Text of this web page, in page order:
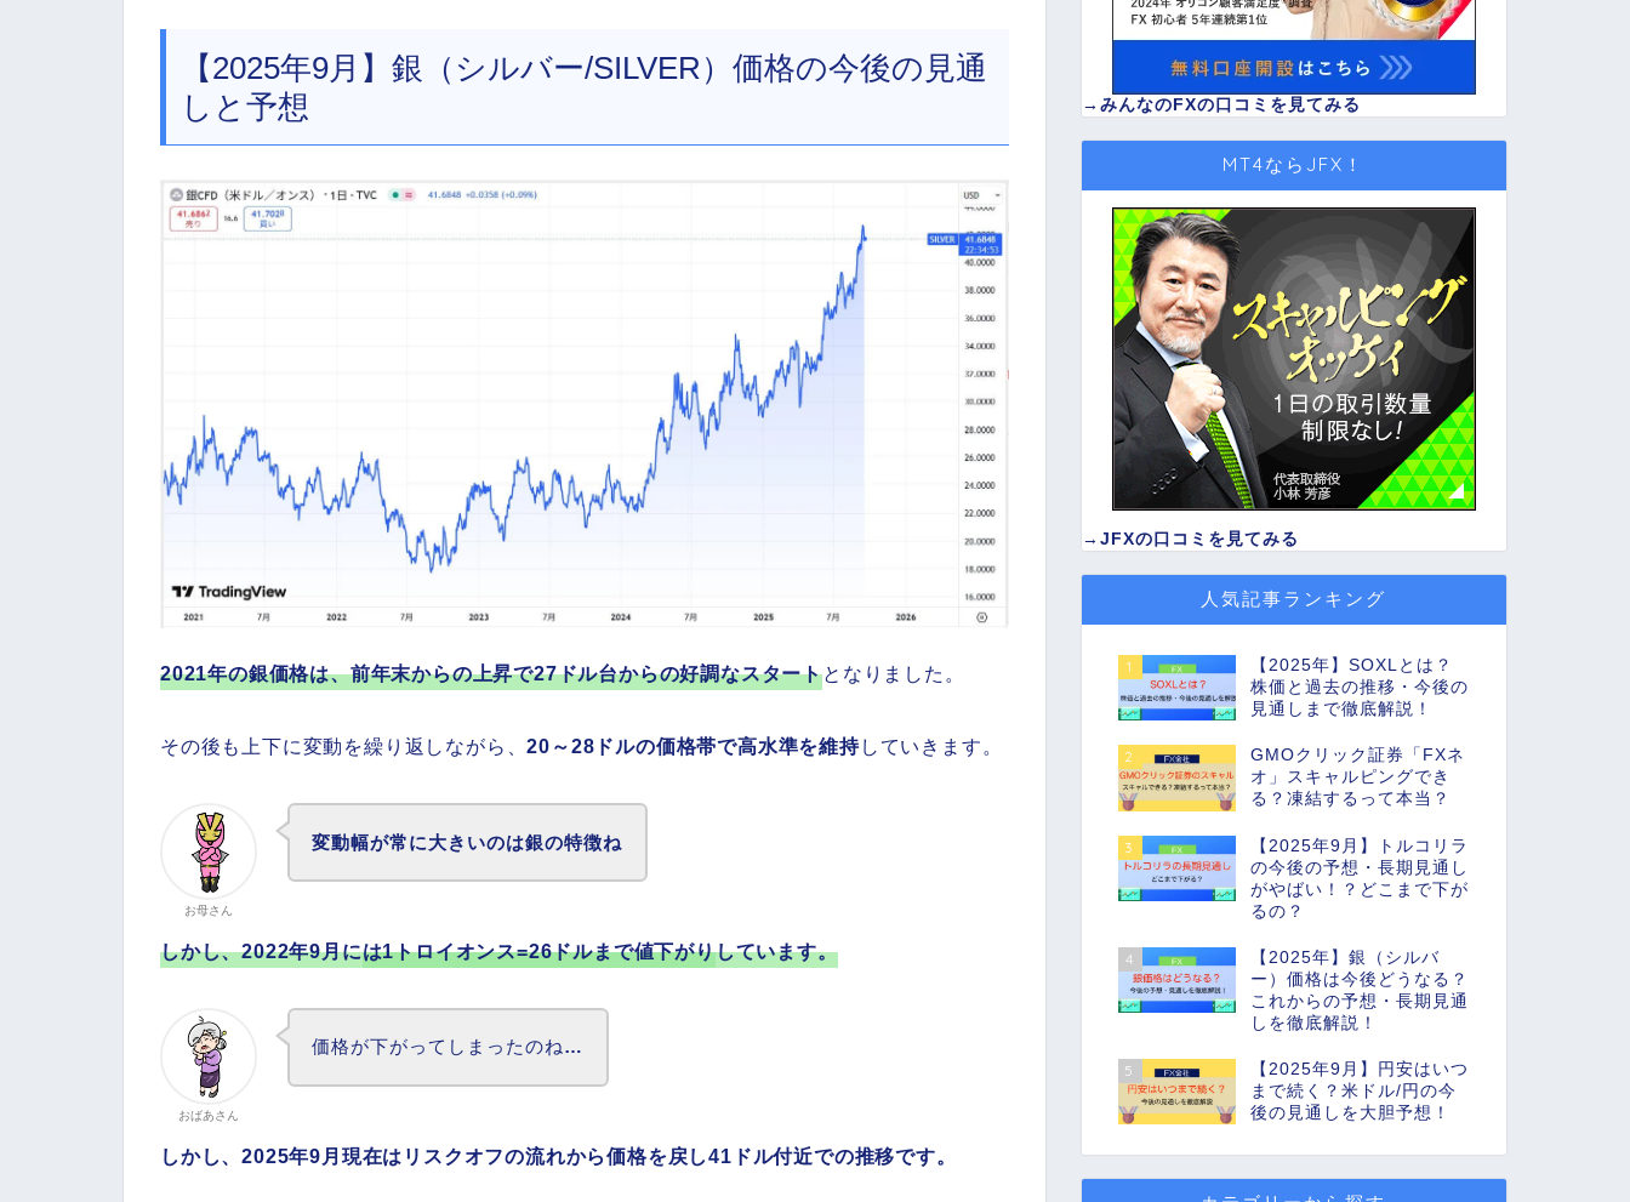
【2025年9月】銀（シルバー/SILVER）価格の今後の見通
しと予想
2021年の銀価格は、前年末からの上昇で27ドル台からの好調なスタートとなりました。
その後も上下に変動を繰り返しながら、20～28ドルの価格帯で高水準を維持していきます。
お母さん
変動幅が常に大きいのは銀の特徴ね
しかし、2022年9月には1トロイオンス=26ドルまで値下がりしています。
おばあさん
価格が下がってしまったのね…
しかし、2025年9月現在はリスクオフの流れから価格を戻し41ドル付近での推移です。
→ みんなのFXの口コミを見てみる
MT4ならJFX！
→ JFXの口コミを見てみる
人気記事ランキング
1
【2025年】SOXLとは？
株価と過去の推移・今後の
見通しまで徹底解説！
2
GMOクリック証券「FXネ
オ」スキャルピングでき
る？凍結するって本当？
3
【2025年9月】トルコリラ
の今後の予想・長期見通し
がやばい！？どこまで下が
るの？
4
【2025年】銀（シルバ
ー）価格は今後どうなる？
これからの予想・長期見通
しを徹底解説！
5
【2025年9月】円安はいつ
まで続く？米ドル/円の今
後の見通しを大胆予想！